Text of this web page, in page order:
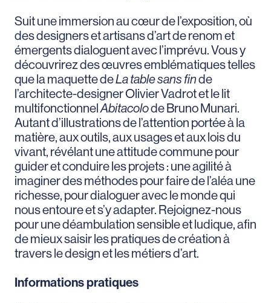
Suit une immersion au cœur de l’exposition, où
des designers et artisans d’art de renom et
émergents dialoguent avec l’imprévu. Vous y
découvrirez des œuvres emblématiques telles
que la maquette deLa table sans finde
l’architecte-designer Olivier Vadrot et le lit
multifonctionnelAbitacolode Bruno Munari.
Autant d’illustrations de l’attention portée à la
matière, aux outils, aux usages et aux lois du
vivant, révélant une attitude commune pour
guider et conduire les projets : une agilité à
imaginer des méthodes pour faire de l’aléa une
richesse, pour dialoguer avec le monde qui
nous entoure et s’y adapter. Rejoignez-nous
pour une déambulation sensible et ludique, afin
de mieux saisir les pratiques de création à
travers le design et les métiers d’art.
Informations pratiques